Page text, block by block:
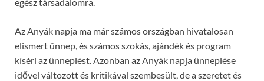
Az Anyák napja ma már számos országban hivatalosan
elismert ünnep, és számos szokás, ajándék és program
kíséri az ünneplést. Azonban az Anyák napja ünneplése
idővel változott és kritikával szembesült, de a szeretet és